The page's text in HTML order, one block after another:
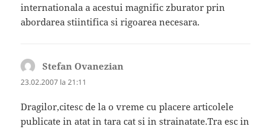
internationala a acestui magnific zburator prin
abordarea stiintifica si rigoarea necesara.
Stefan Ovanezian
23.02.2007 la 21:11
Dragilor,citesc de la o vreme cu placere articolele
publicate in atat in tara cat si in strainatate.Tra esc in